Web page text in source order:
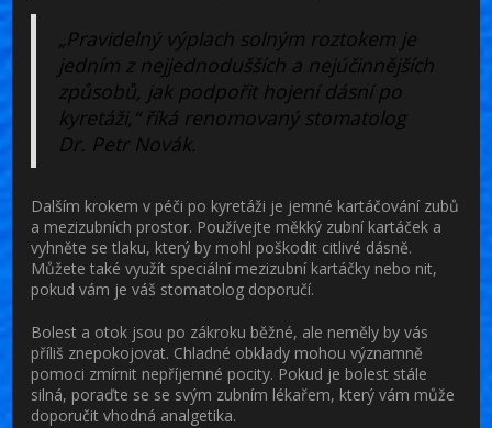
„Pravidelný výplach solným roztokem je
jedním z nejjednodušších a nejúčinnějších
způsobů, jak podpořit hojení dásní po
kyretáži,“ říká renomovaný stomatolog
Dr. Petr Novák.
Dalším krokem v péči po kyretáži je jemné kartáčování zubů
a mezizubních prostor. Používejte měkký zubní kartáček a
vyhněte se tlaku, který by mohl poškodit citlivé dásně.
Můžete také využít speciální mezizubní kartáčky nebo nit,
pokud vám je váš stomatolog doporučí.
Bolest a otok jsou po zákroku běžné, ale neměly by vás
příliš znepokojovat. Chladné obklady mohou významně
pomoci zmírnit nepříjemné pocity. Pokud je bolest stále
silná, poraďte se se svým zubním lékařem, který vám může
doporučit vhodná analgetika.